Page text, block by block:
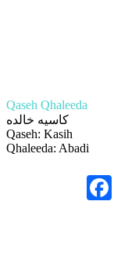
Qaseh Qhaleeda
كاسيه خالده
Qaseh: Kasih
Qhaleeda: Abadi